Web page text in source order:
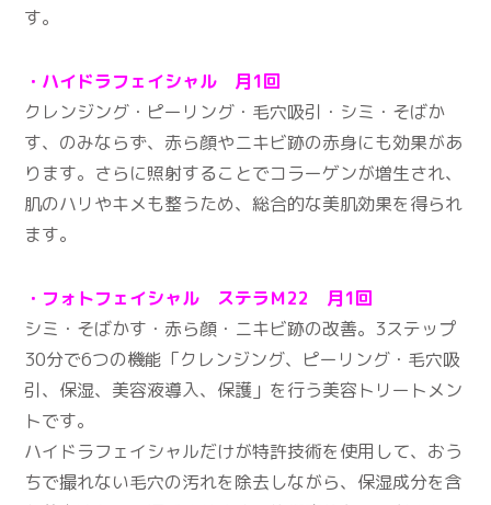
す。
・ハイドラフェイシャル 月1回
クレンジング・ピーリング・毛穴吸引・シミ・そばか
す、のみならず、赤ら顔やニキビ跡の赤身にも効果があ
ります。さらに照射することでコラーゲンが増生され、
肌のハリやキメも整うため、総合的な美肌効果を得られ
ます。
・フォトフェイシャル ステラＭ22 月1回
シミ・そばかす・赤ら顔・ニキビ跡の改善。3ステップ
30分で6つの機能「クレンジング、ピーリング・毛穴吸
引、保湿、美容液導入、保護」を行う美容トリートメン
トです。
ハイドラフェイシャルだけが特許技術を使用して、おう
ちで撮れない毛穴の汚れを除去しながら、保湿成分を含